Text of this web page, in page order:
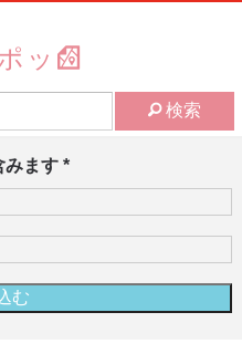
ッ
検索
みます *